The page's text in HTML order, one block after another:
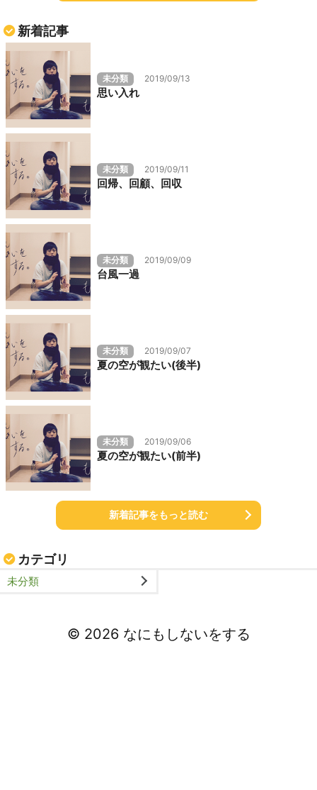
新着記事
未分類 2019/09/13
思い入れ
未分類 2019/09/11
回帰、回顧、回収
未分類 2019/09/09
台風一過
未分類 2019/09/07
夏の空が観たい(後半)
未分類 2019/09/06
夏の空が観たい(前半)
新着記事をもっと読む
カテゴリ
未分類
© 2026なにもしないをする